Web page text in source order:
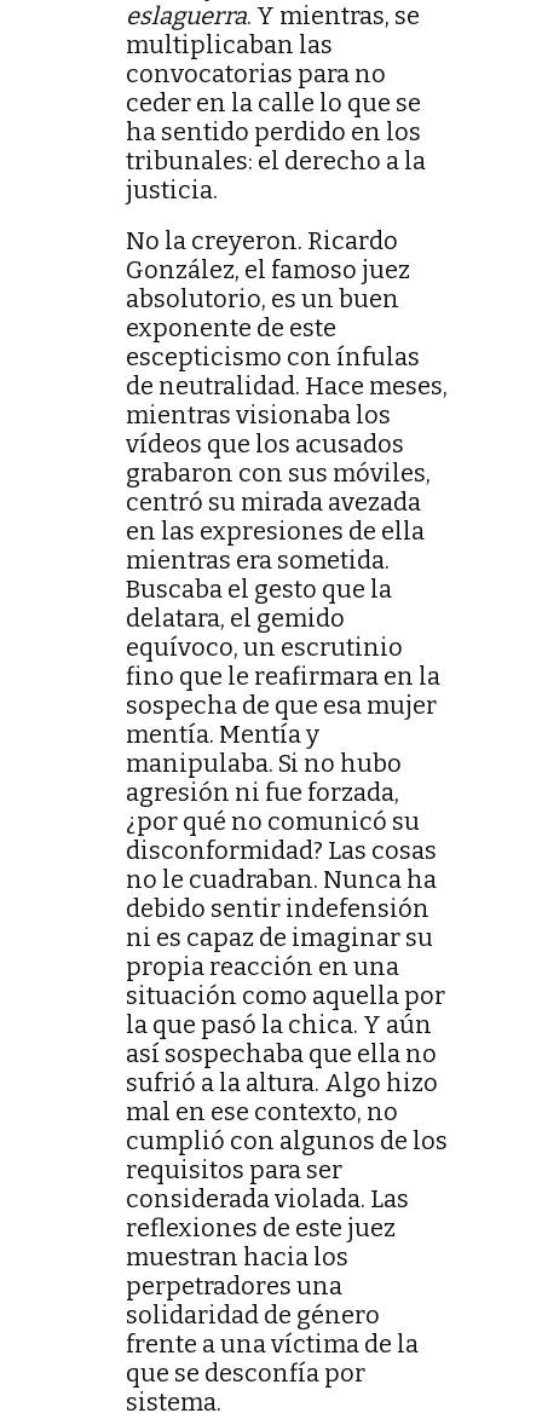
eslaguerra. Y mientras, se
multiplicaban las
convocatorias para no
ceder en la calle lo que se
ha sentido perdido en los
tribunales: el derecho a la
justicia.
No la creyeron. Ricardo
González, el famoso juez
absolutorio, es un buen
exponente de este
escepticismo con ínfulas
de neutralidad. Hace meses,
mientras visionaba los
vídeos que los acusados
grabaron con sus móviles,
centró su mirada avezada
en las expresiones de ella
mientras era sometida.
Buscaba el gesto que la
delatara, el gemido
equívoco, un escrutinio
fino que le reafirmara en la
sospecha de que esa mujer
mentía. Mentía y
manipulaba. Si no hubo
agresión ni fue forzada,
¿por qué no comunicó su
disconformidad? Las cosas
no le cuadraban. Nunca ha
debido sentir indefensión
ni es capaz de imaginar su
propia reacción en una
situación como aquella por
la que pasó la chica. Y aún
así sospechaba que ella no
sufrió a la altura. Algo hizo
mal en ese contexto, no
cumplió con algunos de los
requisitos para ser
considerada violada. Las
reflexiones de este juez
muestran hacia los
perpetradores una
solidaridad de género
frente a una víctima de la
que se desconfía por
sistema.